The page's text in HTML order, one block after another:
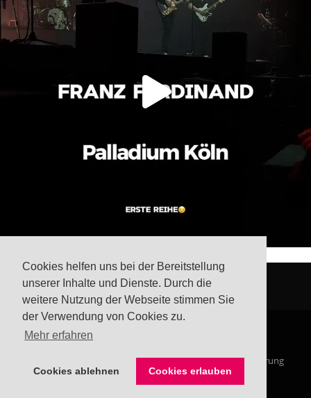
Cookies helfen uns bei der Bereitstellung
unserer Inhalte und Dienste. Durch die
weitere Nutzung der Webseite stimmen Sie
der Verwendung von Cookies zu.
Mehr erfahren
Cookies ablehnen Cookies erlauben
Impressum Datenschutzerklärung